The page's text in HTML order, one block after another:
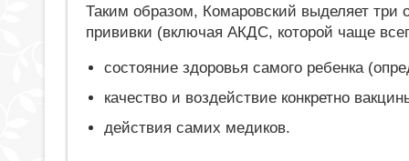
Таким образом, Комаровский выделяет
прививки (включая АКДС, которой чаще
состояние здоровья самого ребенка
качество и воздействие конкретно
действия самих медиков.